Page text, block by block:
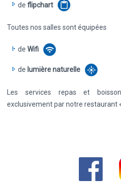
deflipchart
Toutes nos salles sont équipées
deWifi
de lumière naturelle
Les services repas et
exclusivement par notre restaurant